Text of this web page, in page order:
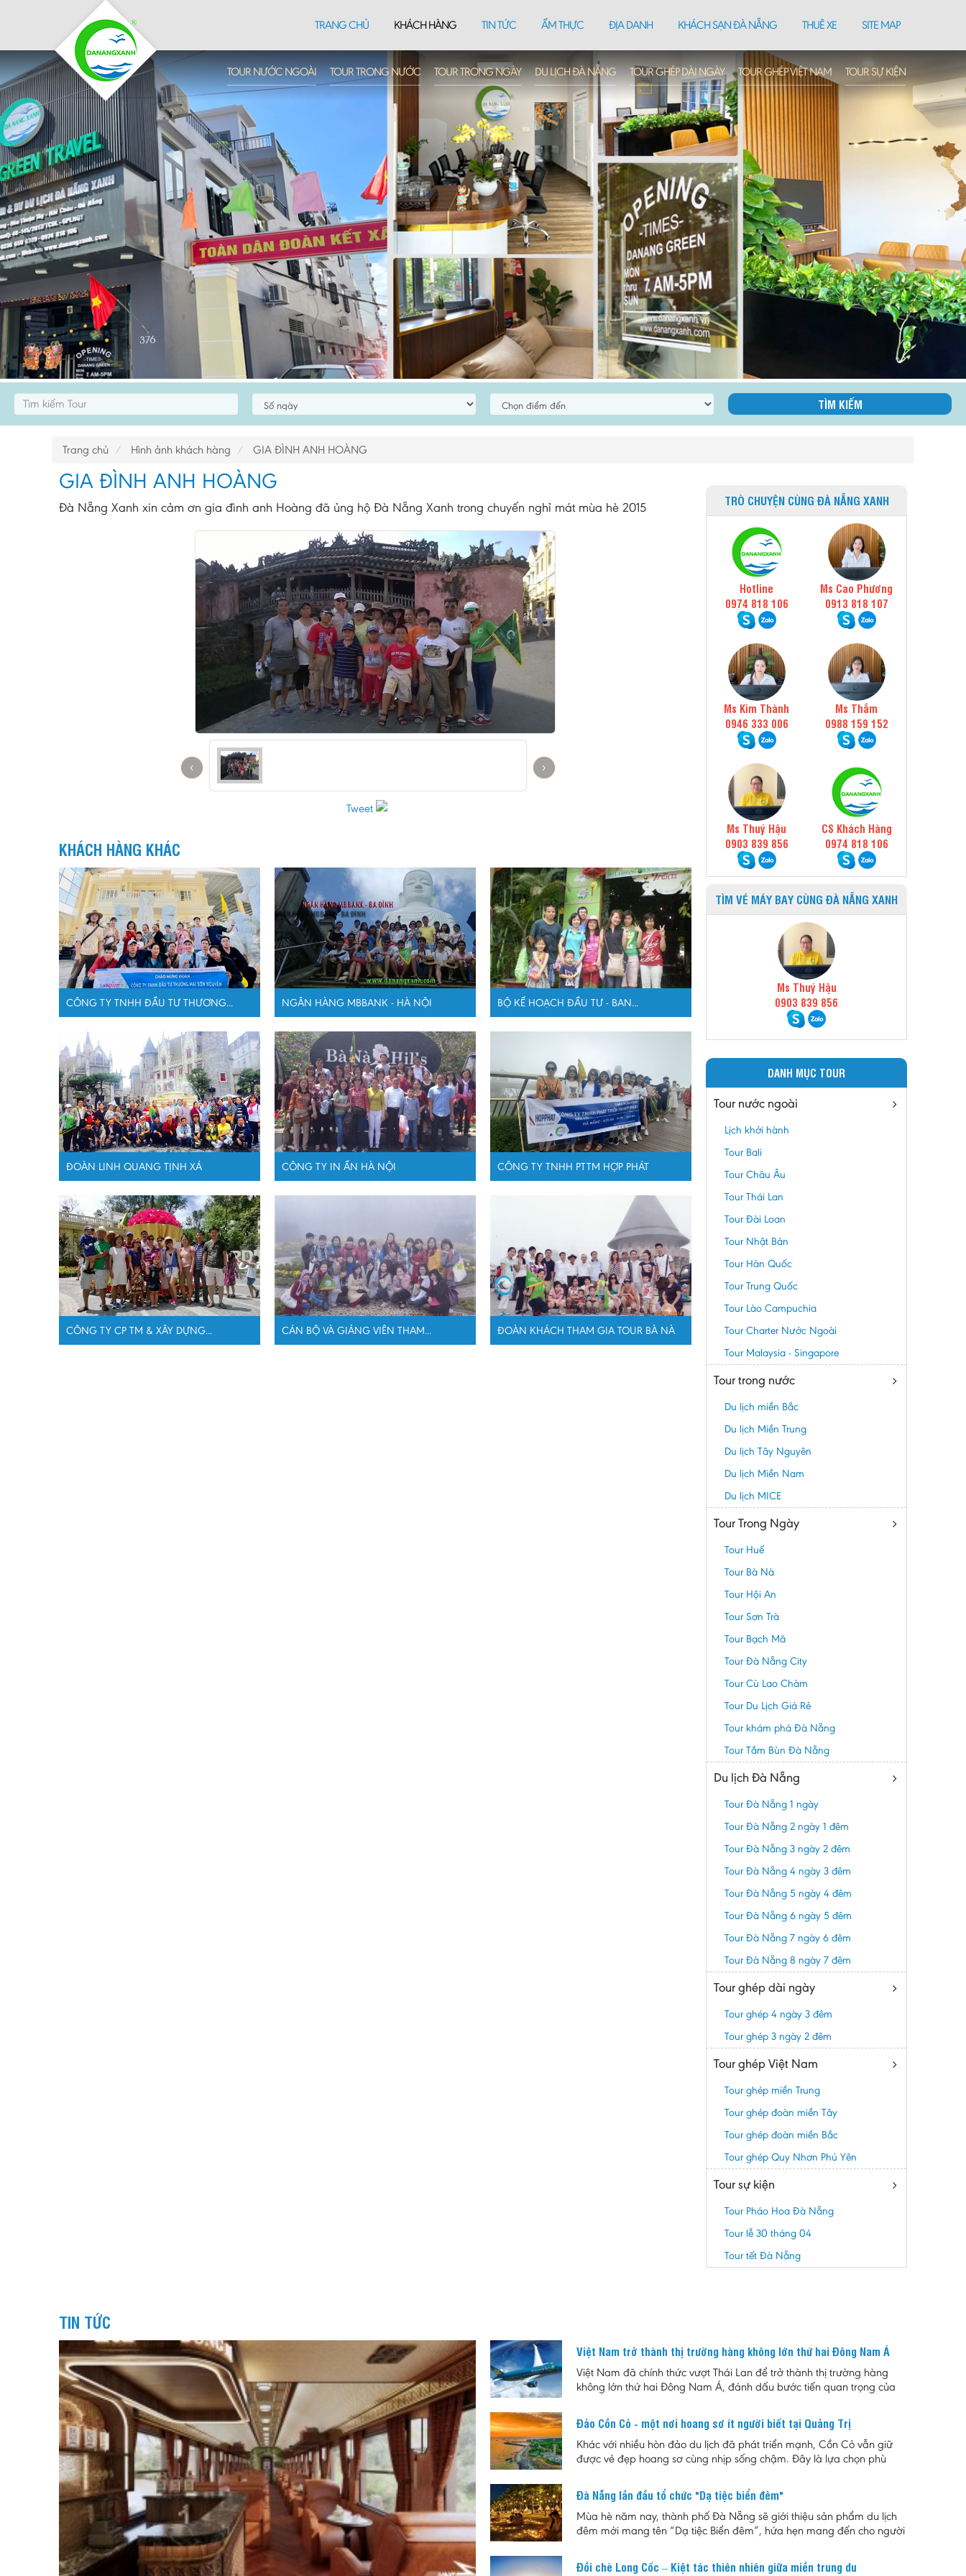
TRANG CHỦ KHÁCH HÀNG TIN TỨC ẨM THỰC ĐỊA DANH KHÁCH SẠN ĐÀ NẴNG THUÊ XE SITE MAP
TOUR NƯỚC NGOÀI TOUR TRONG NƯỚC TOUR TRONG NGÀY DU LỊCH ĐÀ NẴNG TOUR GHÉP DÀI NGÀY TOUR GHÉP VIỆT NAM TOUR SỰ KIỆN
Trang chủ Hình ảnh khách hàng GIA ĐÌNH ANH HOÀNG
GIA ĐÌNH ANH HOÀNG
Đà Nẵng Xanh xin cảm ơn gia đình anh Hoàng đã ủng hộ Đà Nẵng Xanh trong chuyến nghỉ mát mùa hè 2015
‹ ›
Tweet
KHÁCH HÀNG KHÁC
CÔNG TY TNHH ĐẦU TƯ THƯƠNG... NGÂN HÀNG MBBANK - HÀ NỘI BỘ KẾ HOẠCH ĐẦU TƯ - BAN...
ĐOÀN LINH QUANG TỊNH XÁ CÔNG TY IN ẤN HÀ NỘI CÔNG TY TNHH PTTM HỢP PHÁT
CÔNG TY CP TM & XÂY DỰNG... CÁN BỘ VÀ GIẢNG VIÊN THAM... ĐOÀN KHÁCH THAM GIA TOUR BÀ NÀ
TRÒ CHUYỆN CÙNG ĐÀ NẴNG XANH
Hotline
0974 818 106
Ms Cao Phương
0913 818 107
Ms Kim Thành
0946 333 006
Ms Thắm
0988 159 152
Ms Thuý Hậu
0903 839 856
CS Khách Hàng
0974 818 106
TÌM VÉ MÁY BAY CÙNG ĐÀ NẴNG XANH
Ms Thuý Hậu
0903 839 856
DANH MỤC TOUR
Tour nước ngoài
Lịch khởi hành
Tour Bali
Tour Châu Âu
Tour Thái Lan
Tour Đài Loan
Tour Nhật Bản
Tour Hàn Quốc
Tour Trung Quốc
Tour Lào Campuchia
Tour Charter Nước Ngoài
Tour Malaysia - Singapore
Tour trong nước
Du lịch miền Bắc
Du lịch Miền Trung
Du lịch Tây Nguyên
Du lịch Miền Nam
Du lịch MICE
Tour Trong Ngày
Tour Huế
Tour Bà Nà
Tour Hội An
Tour Sơn Trà
Tour Bạch Mã
Tour Đà Nẵng City
Tour Cù Lao Chàm
Tour Du Lịch Giá Rẻ
Tour khám phá Đà Nẵng
Tour Tắm Bùn Đà Nẵng
Du lịch Đà Nẵng
Tour Đà Nẵng 1 ngày
Tour Đà Nẵng 2 ngày 1 đêm
Tour Đà Nẵng 3 ngày 2 đêm
Tour Đà Nẵng 4 ngày 3 đêm
Tour Đà Nẵng 5 ngày 4 đêm
Tour Đà Nẵng 6 ngày 5 đêm
Tour Đà Nẵng 7 ngày 6 đêm
Tour Đà Nẵng 8 ngày 7 đêm
Tour ghép dài ngày
Tour ghép 4 ngày 3 đêm
Tour ghép 3 ngày 2 đêm
Tour ghép Việt Nam
Tour ghép miền Trung
Tour ghép đoàn miền Tây
Tour ghép đoàn miền Bắc
Tour ghép Quy Nhơn Phú Yên
Tour sự kiện
Tour Pháo Hoa Đà Nẵng
Tour lễ 30 tháng 04
Tour tết Đà Nẵng
TIN TỨC
Việt Nam trở thành thị trường hàng không lớn thứ hai Đông Nam Á
Việt Nam đã chính thức vượt Thái Lan để trở thành thị trường hàng
không lớn thứ hai Đông Nam Á, đánh dấu bước tiến quan trọng của
tăng trưởng mạnh.
Đảo Cồn Cỏ - một nơi hoang sơ ít người biết tại Quảng Trị
Khác với nhiều hòn đảo du lịch đã phát triển mạnh, Cồn Cỏ vẫn giữ
được vẻ đẹp hoang sơ cùng nhịp sống chậm. Đây là lựa chọn phù
đúc, đồng thời khám phá hệ sinh thái biển, rừng nguyên sinh và những
giá trị lịch sử của vùng biển tiền tiêu Quảng Trị.
Đà Nẵng lần đầu tổ chức "Dạ tiệc biển đêm"
Mùa hè năm nay, thành phố Đà Nẵng sẽ giới thiệu sản phẩm du lịch
đêm mới mang tên “Dạ tiệc Biển đêm”, hứa hẹn mang đến cho người
đêm với sự kết hợp của ánh sáng, ẩm thực và âm nhạc.
Đồi chè Long Cốc – Kiệt tác thiên nhiên giữa miền trung du